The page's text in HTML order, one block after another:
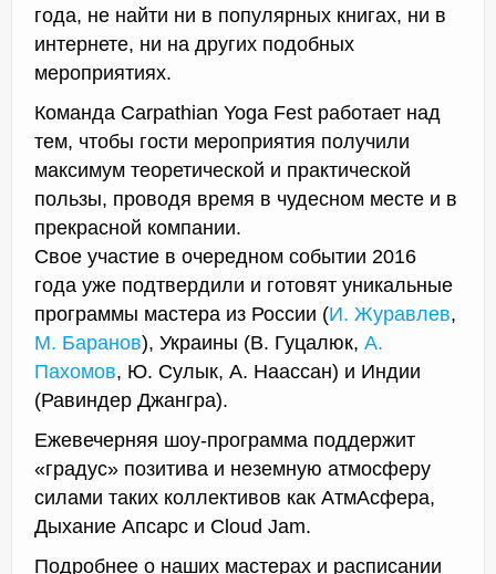
года, не найти ни в популярных книгах, ни в
интернете, ни на других подобных
мероприятиях.
Команда Carpathian Yoga Fest работает над
тем, чтобы гости мероприятия получили
максимум теоретической и практической
пользы, проводя время в чудесном месте и в
прекрасной компании.
Свое участие в очередном событии 2016
года уже подтвердили и готовят уникальные
программы мастера из России (И. Журавлев,
М. Баранов), Украины (В. Гуцалюк, А.
Пахомов, Ю. Сулык, А. Наассан) и Индии
(Равиндер Джангра).
Ежевечерняя шоу-программа поддержит
«градус» позитива и неземную атмосферу
силами таких коллективов как АтмАсфера,
Дыхание Апсарс и Cloud Jam.
Подробнее о наших мастерах и расписании